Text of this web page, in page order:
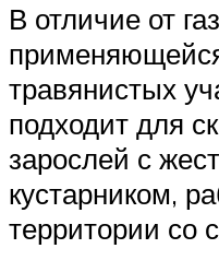
В отличие от
травянистых
подходит для
зарослей с
кустарником,
территории